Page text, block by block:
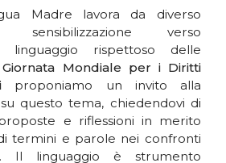
Madre lavora da diverso
verso
rispettoso delle
Giornata Mondiale per i Diritti
proponiamo un invito alla
questo tema, chiedendovi di
e riflessioni in merito
termini e parole nei confronti
Il linguaggio è strumento